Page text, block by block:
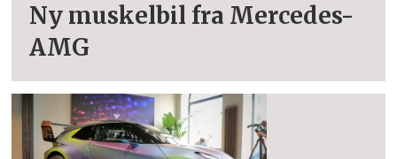
Ny muskelbil fra Mercedes-
AMG